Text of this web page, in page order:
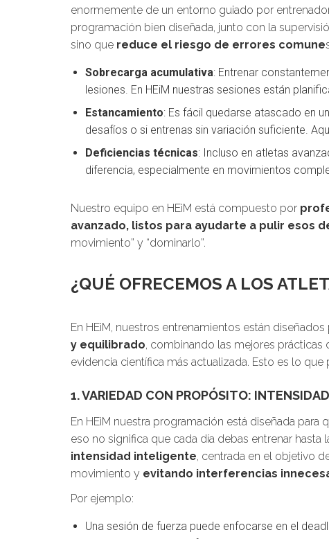
enormemente de un entorno guiado por
programación bien diseñada, junto con la
sino que reduce el riesgo de errores comune
Sobrecarga acumulativa: Entrenar
lesiones. En HEiM nuestras sesiones están
Estancamiento: Es fácil quedarse atascado en
desafíos o si entrenas sin variación suficiente.
Deficiencias técnicas: Incluso en atletas
diferencia, especialmente en movimientos
Nuestro equipo en HEiM está compuesto por
avanzado, listos para ayudarte a pulir esos
movimiento” y “dominarlo”.
¿QUÉ OFRECEMOS A LOS
En HEiM, nuestros entrenamientos están diseñados
y equilibrado, combinando las mejores
evidencia científica más actualizada. Esto es lo que
1. VARIEDAD CON PROPÓSITO:
En HEiM nuestra programación está diseñada para
eso no significa que cada día debas entrenar hasta
intensidad inteligente, centrada en el objetivo
movimiento y evitando interferencias
Por ejemplo:
Una sesión de fuerza puede enfocarse en el